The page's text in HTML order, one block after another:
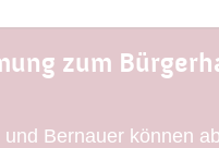
zum
Bernauer können